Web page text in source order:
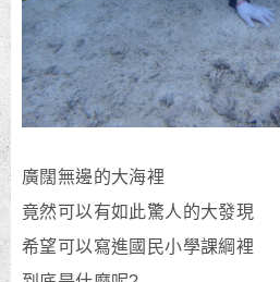
廣闊無邊的大海裡
竟然可以有如此驚人的大發現
希望可以寫進國民小學課綱裡